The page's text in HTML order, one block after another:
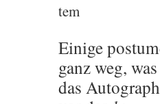
tem
Ei­ni­ge
ganz weg,
das